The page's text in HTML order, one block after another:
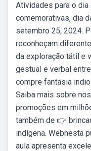
Atividades para o
comemorativas, dia
setembro 25, 2024.
reconheçam
da exploração tátil e
gestual e verbal
compre fantasia
Saiba mais sobre
promoções em
também de 👉
indígena. Webnesta
aula apresenta